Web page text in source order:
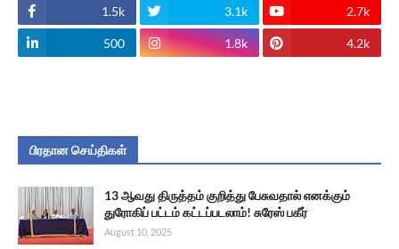
1.5k 3.1k 2.7k
500 1.8k 4.2k
பிரதான செய்திகள்
13 ஆவது திருத்தம் குறித்து பேசுவதால் எனக்கும்
துரோகிப் பட்டம் கட்டப்படலாம்! சுரேஸ் பகீர்
August 10, 2025